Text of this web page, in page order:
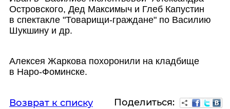
Островского, Дед Максимыч и Глеб Капустин
в спектакле "Товарищи-граждане" по Василию
Шукшину и др.
Алексея Жаркова похоронили на кладбище
в Наро-Фоминске.
Возврат к списку Поделиться: